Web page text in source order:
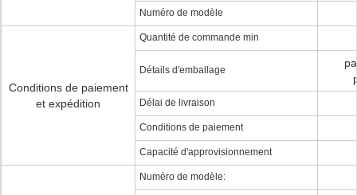
Numéro de modèle
Conditions de paiement
et expédition
Quantité de commande min
Détails d'emballage
Délai de livraison
Conditions de paiement
Capacité d'approvisionnement
Numéro de modèle: